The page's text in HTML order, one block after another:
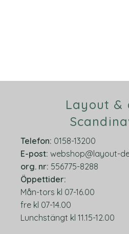
Layout &
Telefon: 0158-13200
E-post: webshop@layout-
org. nr: 556775-8288
Öppettider:
Mån-tors kl 07-16.00
fre kl 07-14.00
Lunchstängt kl 11.15-12.00